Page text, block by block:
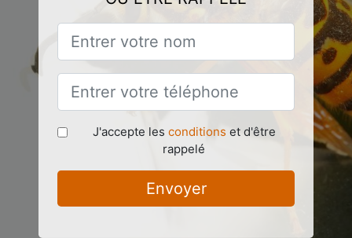
J'accepte les conditions et d'être
rappelé
Envoyer